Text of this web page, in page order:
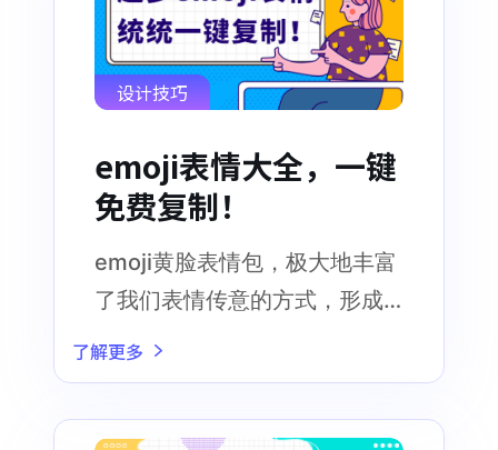
设计技巧
emoji表情大全，一键
免费复制！
emoji黄脸表情包，极大地丰富
了我们表情传意的方式，形成
了独特的网络语言
了解更多